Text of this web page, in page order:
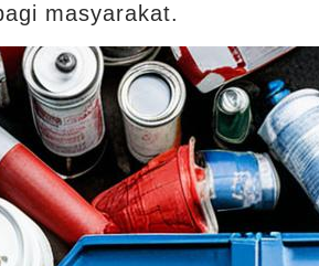
masyarakat.